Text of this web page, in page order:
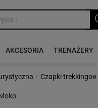
AKCESORIA TRENAŻERY
› Czapki trekkingowe